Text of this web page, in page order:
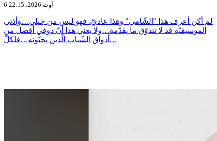
6 أوت 2026، 22:15
لم أكن أعرف هذا "الشّامي" وهذا عاديّ، فهو ليس من جيلي…وأذني
الموسيقيّة قد لا تتذوّق ما يقدّمه…ولا يعني هذا أنّ ذوقي أفضل من
أذواق الشّباب الّذين يحبّونه…فلكلّ…